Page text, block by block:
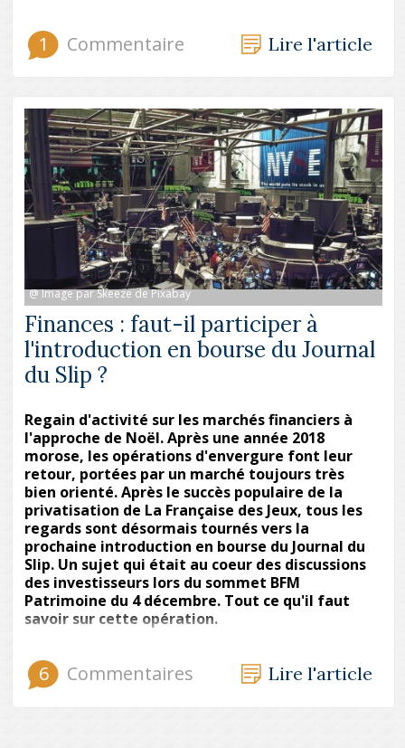
1Commentaire Lire l'article
@ Image par Skeeze de Pixabay
Finances : faut-il participer à
l'introduction en bourse du Journal
du Slip ?
Regain d'activité sur les marchés financiers à
l'approche de Noël. Après une année 2018
morose, les opérations d'envergure font leur
retour, portées par un marché toujours très
bien orienté. Après le succès populaire de la
privatisation de La Française des Jeux, tous les
regards sont désormais tournés vers la
prochaine introduction en bourse du Journal du
Slip. Un sujet qui était au coeur des discussions
des investisseurs lors du sommet BFM
Patrimoine du 4 décembre. Tout ce qu'il faut
savoir sur cette opération.
6Commentaires Lire l'article